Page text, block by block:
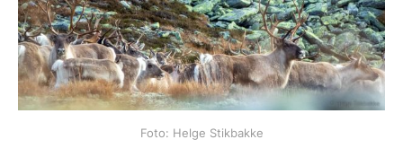
Foto: Helge Stikbakke